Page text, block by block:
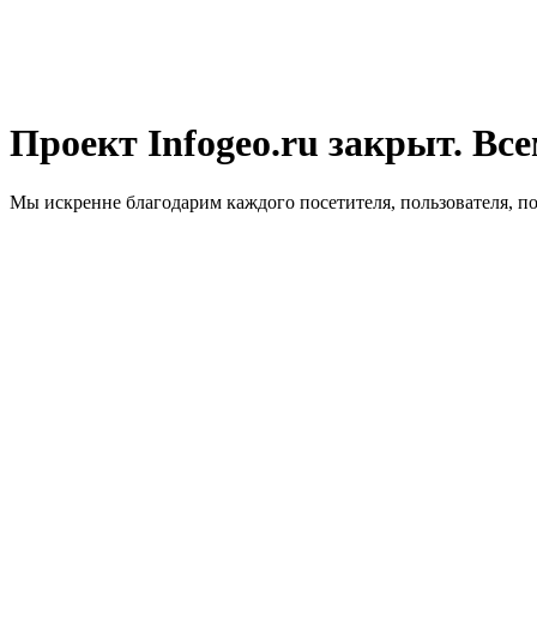
Проект Infogeo.ru закрыт.
Мы искренне благодарим каждого посетителя, пользователя,